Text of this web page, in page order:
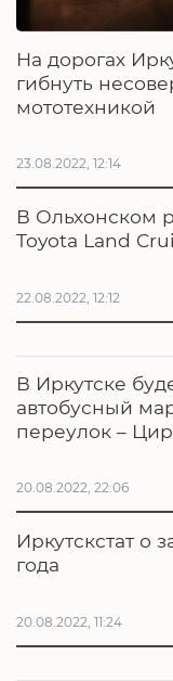
На дорогах
гибнуть
мототехникой
23.08.2022, 12:14
В Ольхонском
Toyota Land
22.08.2022, 12:12
В Иркутске
автобусный
переулок –
20.08.2022, 22:06
Иркутскстат о
года
20.08.2022, 11:24